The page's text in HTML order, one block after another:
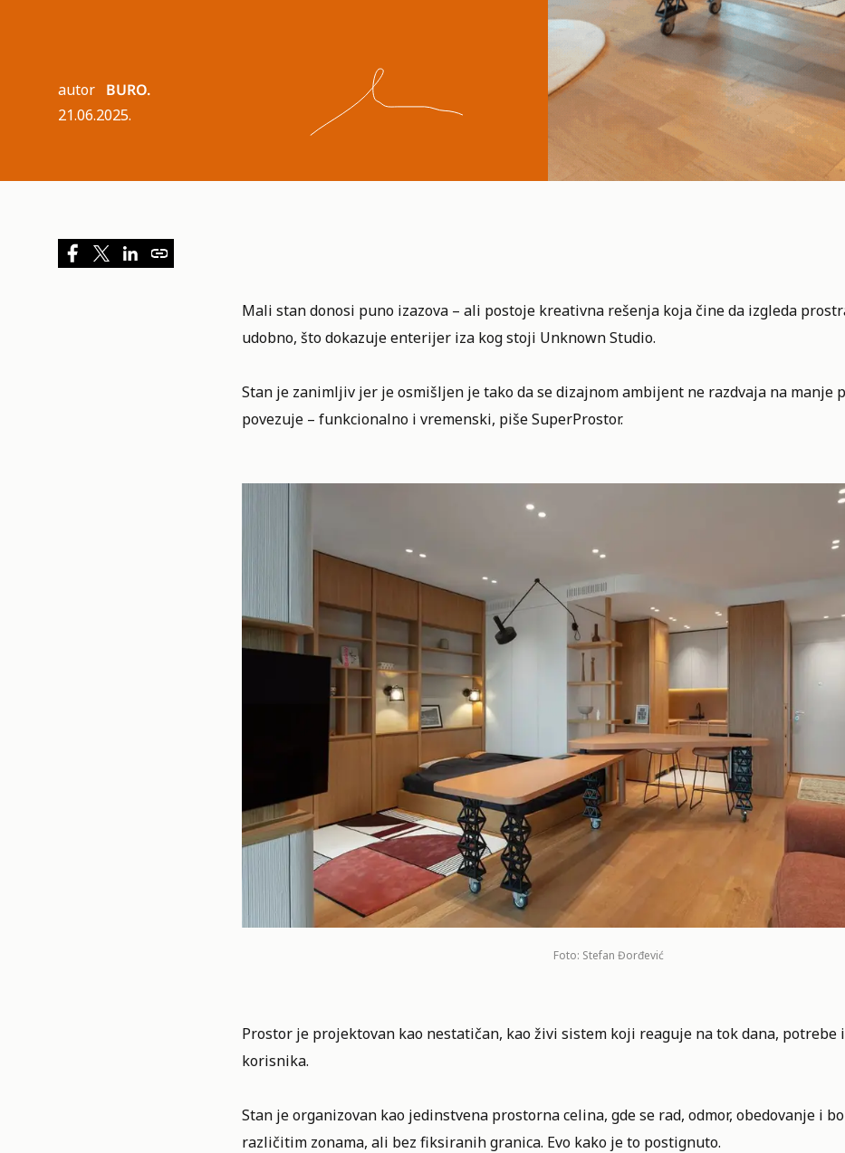
autor BURO.
21.06.2025.
Mali stan donosi puno izazova – ali postoje kreativna rešenja koja čine da izgleda
udobno, što dokazuje enterijer iza kog stoji Unknown Studio.
Stanje zanimljiv jer je osmišljen je tako da se dizajnom ambijent ne razdvaja na manje
povezuje – funkcionalno i vremenski, pišeSuperProstor.
Foto: Stefan Đorđević
Prostor je projektovan kao nestatičan, kao živi sistem koji reaguje na tok dana, potrebe
korisnika.
Stan je organizovan kao jedinstvena prostorna celina, gde se rad, odmor, obedovanje i
različitim zonama, ali bez fiksiranih granica. Evo kako je to postignuto.